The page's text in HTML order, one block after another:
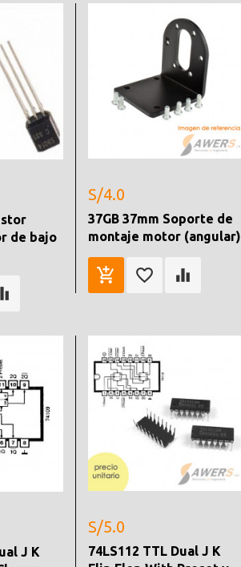
de bajo
S/4.0
37GB 37mm Soporte de
montaje motor (angular)
J K
S/5.0
74LS112 TTL Dual J K